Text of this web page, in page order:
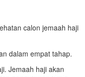
calon jemaah haji
dalam empat tahap.
Jemaah haji akan